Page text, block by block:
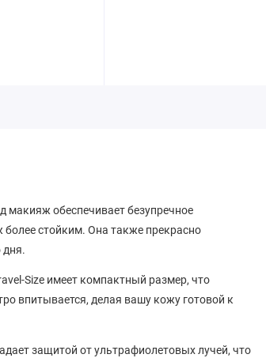
макияж обеспечивает безупречное
стойким. Она также прекрасно
дня.
Size имеет компактный размер, что
впитывается, делая вашу кожу готовой к
защитой от ультрафиолетовых лучей, что